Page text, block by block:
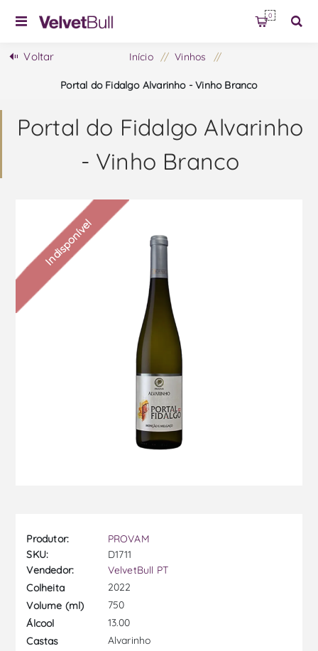
0
Voltar Início / Vinhos /
Portal do Fidalgo Alvarinho - Vinho Branco
Portal do Fidalgo Alvarinho
- Vinho Branco
Indisponível
Produtor:
PROVAM
SKU:
D1711
Vendedor:
VelvetBull PT
Colheita
2022
Volume (ml)
750
Álcool
13.00
Castas
Alvarinho